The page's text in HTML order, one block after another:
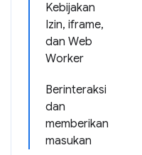
Kebijakan
Izin, iframe,
dan Web
Worker
Berinteraksi
dan
memberikan
masukan